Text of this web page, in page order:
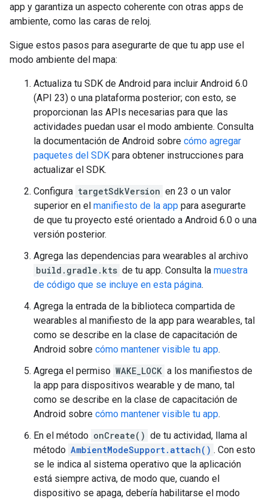
app y garantiza un aspecto coherente con otras apps de
ambiente, como las caras de reloj.
Sigue estos pasos para asegurarte de que tu app use el
modo ambiente del mapa:
Actualiza tu SDK de Android para incluir Android 6.0
(API 23) o una plataforma posterior; con esto, se
proporcionan las APIs necesarias para que las
actividades puedan usar el modo ambiente. Consulta
la documentación de Android sobre cómo agregar
paquetes del SDK para obtener instrucciones para
actualizar el SDK.
Configura targetSdkVersion en 23 o un valor
superior en el manifiesto de la app para asegurarte
de que tu proyecto esté orientado a Android 6.0 o una
versión posterior.
Agrega las dependencias para wearables al archivo
build.gradle.kts de tu app. Consulta la muestra
de código que se incluye en esta página.
Agrega la entrada de la biblioteca compartida de
wearables al manifiesto de la app para wearables, tal
como se describe en la clase de capacitación de
Android sobre cómo mantener visible tu app.
Agrega el permiso WAKE_LOCK a los manifiestos de
la app para dispositivos wearable y de mano, tal
como se describe en la clase de capacitación de
Android sobre cómo mantener visible tu app.
En el método onCreate() de tu actividad, llama al
método AmbientModeSupport.attach() . Con esto
se le indica al sistema operativo que la aplicación
está siempre activa, de modo que, cuando el
dispositivo se apaga, debería habilitarse el modo